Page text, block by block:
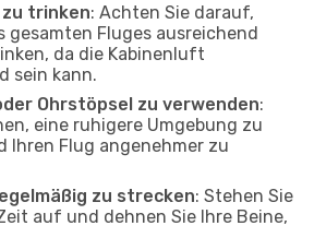
zu trinken: Achten Sie darauf,
gesamten Fluges ausreichend
da die Kabinenluft
sein kann.
Ohrstöpsel zu verwenden:
eine ruhigere Umgebung zu
Ihren Flug angenehmer zu
zu strecken: Stehen Sie
auf und dehnen Sie Ihre Beine,